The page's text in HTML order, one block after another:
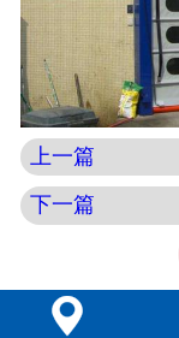
上一篇
下一篇
